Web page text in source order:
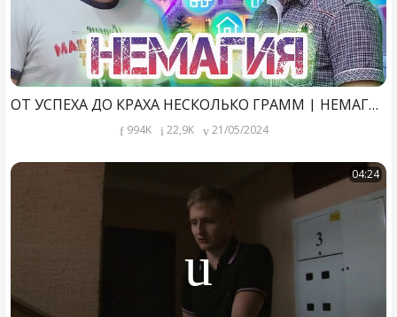
ОТ УСПЕХА ДО КРАХА НЕСКОЛЬКО ГРАММ | НЕМАГИЯ - ИСТОРИЯ ПАДЕНИЯ
994K 22,9K 21/05/2024
04:24